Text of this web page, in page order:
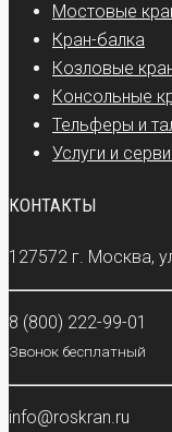
Мостовые
Кран-балка
Козловые
Консольные
Тельферы и
Услуги и
КОНТАКТЫ
127572 г. Москва,
8 (800) 222-99-01
Звонок бесплатный
info@roskran.ru